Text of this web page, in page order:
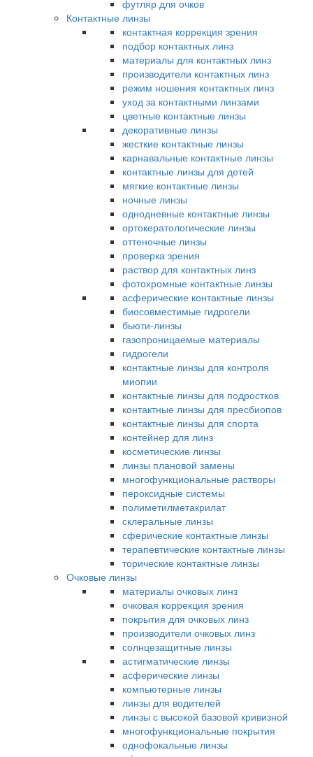
футляр для очков
Контактные линзы
контактная коррекция зрения
подбор контактных линз
материалы для контактных линз
производители контактных линз
режим ношения контактных линз
уход за контактными линзами
цветные контактные линзы
декоративные линзы
жесткие контактные линзы
карнавальные контактные линзы
контактные линзы для детей
мягкие контактные линзы
ночные линзы
однодневные контактные линзы
ортокератологические линзы
оттеночные линзы
проверка зрения
раствор для контактных линз
фотохромные контактные линзы
асферические контактные линзы
биосовместимые гидрогели
бьюти-линзы
газопроницаемые материалы
гидрогели
контактные линзы для контроля
миопии
контактные линзы для подростков
контактные линзы для пресбиопов
контактные линзы для спорта
контейнер для линз
косметические линзы
линзы плановой замены
многофункциональные растворы
пероксидные системы
полиметилметакрилат
склеральные линзы
сферические контактные линзы
терапевтические контактные линзы
торические контактные линзы
Очковые линзы
материалы очковых линз
очковая коррекция зрения
покрытия для очковых линз
производители очковых линз
солнцезащитные линзы
астигматические линзы
асферические линзы
компьютерные линзы
линзы для водителей
линзы с высокой базовой кривизной
многофункциональные покрытия
однофокальные линзы